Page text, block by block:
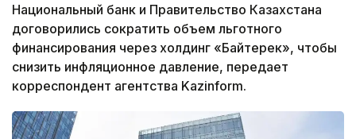
Национальный банк и Правительство Казахстана
договорились сократить объем льготного
финансирования через холдинг «Байтерек», чтобы
снизить инфляционное давление, передает
корреспондент агентства Kazinform.